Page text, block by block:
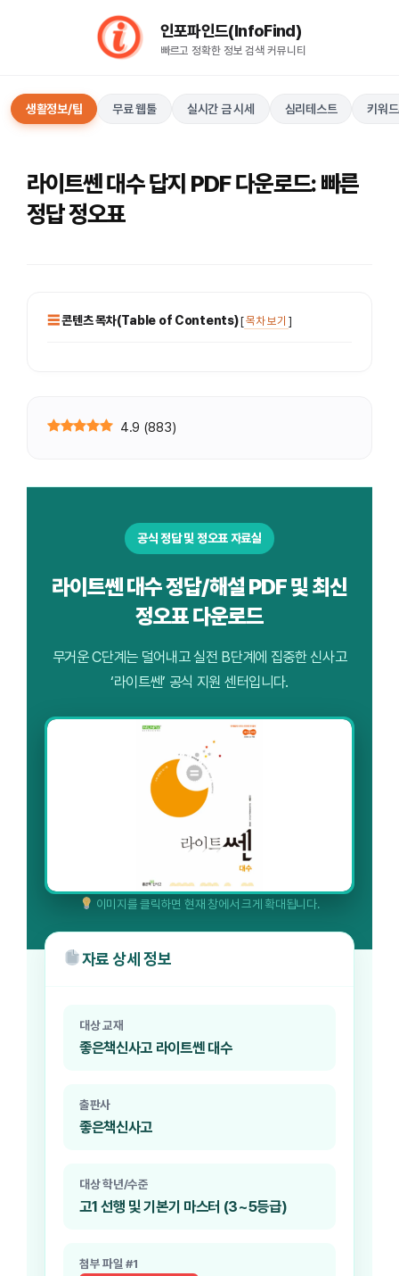
인포파인드(InfoFind)​​​​
빠르고 정확한 정보 검색 커뮤니티
생활정보/팁 무료 웹툴 실시간 금 시세 심리테스트 키워
라이트쎈 대수 답지 PDF 다운로드: 빠른
정답 정오표
콘텐츠 목차(Table of Contents)[목차 보기 ]
4.9 (883)
공식 정답 및 정오표 자료실
라이트쎈 대수 정답/해설 PDF 및 최신
정오표 다운로드
무거운 C단계는 덜어내고 실전 B단계에 집중한 신사고
‘라이트쎈’ 공식 지원 센터입니다.
이미지를 클릭하면 현재 창에서 크게 확대됩니다.
자료 상세 정보
대상 교재
좋은책신사고 라이트쎈 대수
출판사
좋은책신사고
대상 학년/수준
고1 선행 및 기본기 마스터 (3~5등급)
첨부 파일 #1